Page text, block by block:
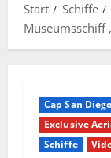
Start
Schiffe
Museumsschiff
Cap San Diego
Exclusive
Schiffe